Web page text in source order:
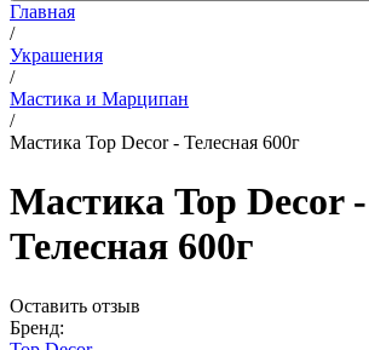
Главная
/
Украшения
/
Мастика и Марципан
/
Мастика Top Decor - Телесная 600г
Мастика Top Decor -
Телесная 600г
Оставить отзыв
Бренд: